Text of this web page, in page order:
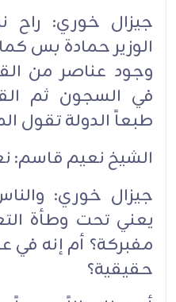
جيزال خوري: راح
الوزير حمادة بس
وجود عناصر من
في السجون ثم
طبعاً الدولة تقول
الشيخ نعيم قاسم:
جيزال خوري:
يعني تحت وطأة
مفبركة؟ أم إنه في
حقيقية؟‏